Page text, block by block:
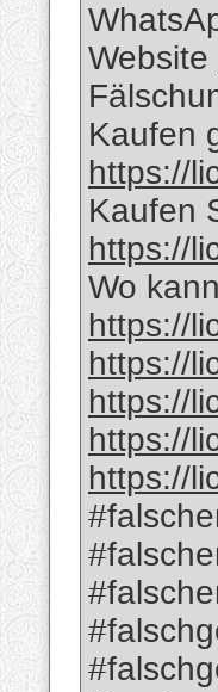
Website
Kaufen
https://
Kaufen
https://
Wo
https://
https://
https://
https://
https://